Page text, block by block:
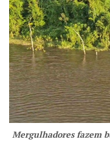
Mergulhadores fazem